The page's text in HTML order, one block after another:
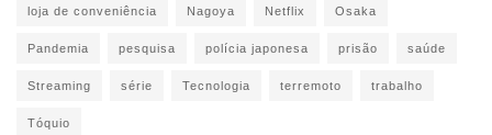
loja de conveniência Nagoya Netflix Osaka
Pandemia pesquisa polícia japonesa prisão saúde
Streaming série Tecnologia terremoto trabalho
Tóquio